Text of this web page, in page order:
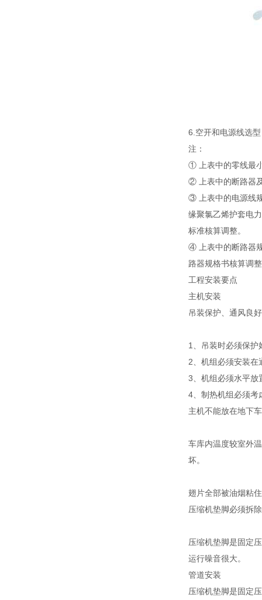
6.空开和电源线选
注：
① 上表中的零线最
② 上表中的断路器
③ 上表中的电源线
缘聚氯乙烯护套电
标准核算调整。
④ 上表中的断路器
路器规格书核算调
工程安装要点
主机安装
吊装保护、通风良
1、吊装时必须保护
2、机组必须安装在
3、机组必须水平放
4、制热机组必须考
主机不能放在地下
车库内温度较室外
坏。
翅片全部被油烟粘
压缩机垫脚必须拆除
压缩机垫脚是固定
运行噪音很大。
管道安装
压缩机垫脚是固定